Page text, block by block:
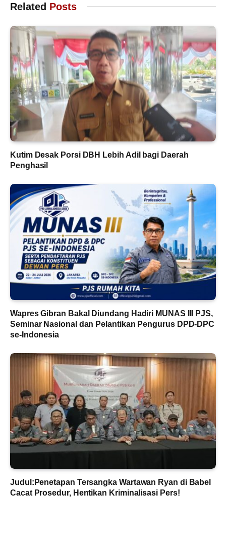
Related Posts
Kutim Desak Porsi DBH Lebih Adil bagi Daerah
Penghasil
Wapres Gibran Bakal Diundang Hadiri MUNAS III PJS,
Seminar Nasional dan Pelantikan Pengurus DPD-DPC
se-Indonesia
Judul:Penetapan Tersangka Wartawan Ryan di Babel
Cacat Prosedur, Hentikan Kriminalisasi Pers!